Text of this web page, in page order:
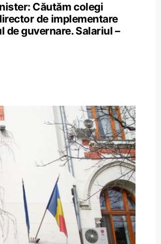
Căutăm colegi
de implementare
de guvernare. Salariul –